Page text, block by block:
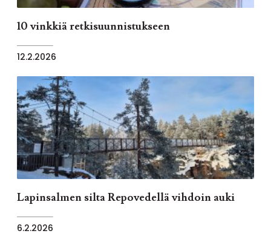
10 vinkkiä retkisuunnistukseen
12.2.2026
Lapinsalmen silta Repovedellä vihdoin auki
6.2.2026